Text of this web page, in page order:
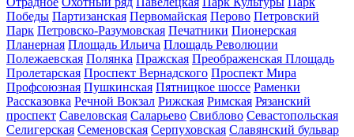
Победы Партизанская Первомайская Перово Петровский
Парк Петровско-Разумовская Печатники Пионерская
Планерная Площадь Ильича Площадь Революции
Полежаевская Полянка Пражская Преображенская Площадь
Пролетарская Проспект Вернадского Проспект Мира
Профсоюзная Пушкинская Пятницкое шоссе Раменки
Рассказовка Речной Вокзал Рижская Римская Рязанский
проспект Савеловская Саларьево Свиблово Севастопольская
Селигерская Семеновская Серпуховская Славянский бульвар